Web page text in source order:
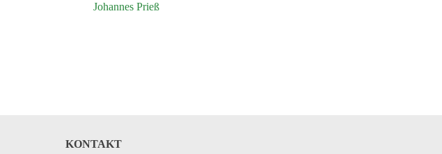
kommende Ausstellungen
aktuelle Projekte
Beitragsnavigation
Johannes Prieß
KONTAKT